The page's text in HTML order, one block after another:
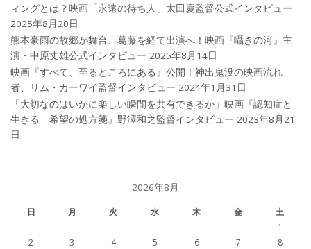
ィングとは？映画「永遠の待ち人」太田慶監督公式インタビュー
2025年8月20日
熊本豪雨の故郷が舞台、葛藤を経て出演へ！映画『囁きの河』主
演・中原丈雄公式インタビュー 2025年8月14日
映画『すべて、至るところにある』公開！神出鬼没の映画流れ
者、リム・カーワイ監督インタビュー 2024年1月31日
「大切なのはいかに楽しい瞬間を共有できるか」映画『認知症と
生きる 希望の処方箋』野澤和之監督インタビュー 2023年8月21
日
2026年8月
日 月 火 水 木 金
土
1
2
3 4 5 6 7
8